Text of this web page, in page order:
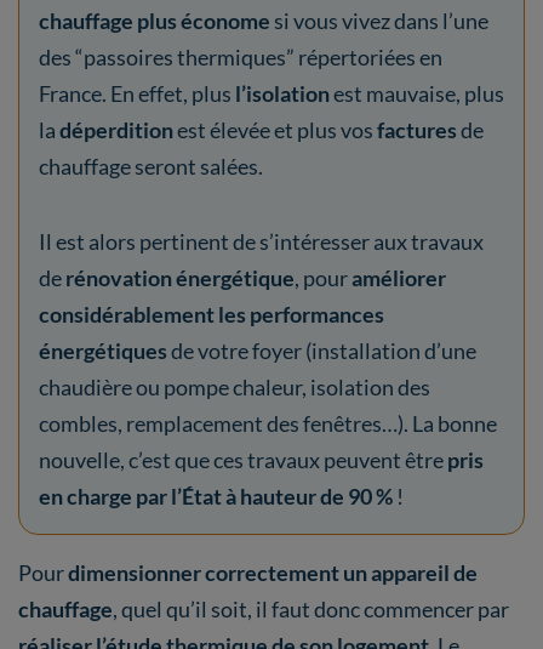
chauffage plus économe si vous vivez dans l’une
des “passoires thermiques” répertoriées en
France. En effet, plus l’isolationest mauvaise, plus
ladéperditionest élevée et plus vosfacturesde
chauffage seront salées.
Il est alors pertinent de s’intéresser aux travaux
derénovation énergétique, pouraméliorer
considérablement les performances
énergétiquesde votre foyer (installation d’une
chaudière ou pompe chaleur, isolation des
combles, remplacement des fenêtres…). La bonne
nouvelle, c’est que ces travaux peuvent êtrepris
en charge par l’État à hauteur de 90 % !
Pourdimensionner correctement un appareil de
chauffage, quel qu’il soit, il faut donc commencer par